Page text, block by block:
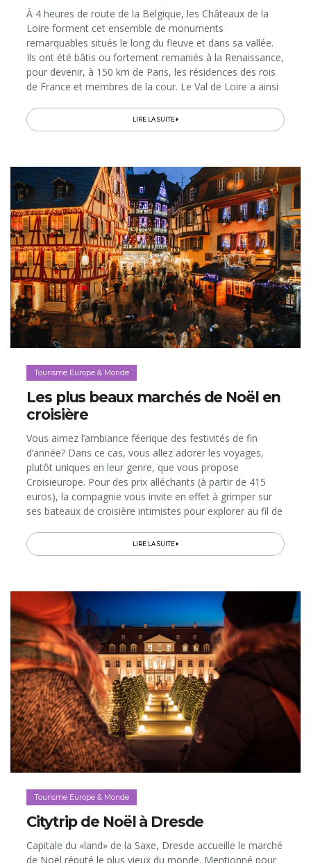
À 4 heures de route de la Belgique, les Châteaux de la
Loire forment cet ensemble de monuments
remarquables situés le long du fleuve et dans sa vallée.
Ils ont été bâtis ou fortement remaniés à la Renaissance,
pour devenir, à 150 km de Paris, les résidences des rois
de France et membres de la cour. Le Val de Loire a ainsi
qu’il...
LIRE LA SUITE
Tourisme Europe & Monde
Les plus beaux marchés de Noël en
croisière
Vous aimez l’ambiance féerique des festivités de fin
d’année? Dans ce cas, vous allez adorer les voyages,
plutôt uniques en leur genre, que vous propose
Croisieurope. Pour des prix alléchants (à partir de 415
euros), la compagnie vous invite en effet à grimper sur
ses bateaux de croisière intimistes pour explorer au fil de
villes...
LIRE LA SUITE
Tourisme Europe & Monde
Citytrip de Noël à Dresde
Capitale du «land» de la Saxe, Dresde accueille le marché
de Noël réputé le plus vieux du monde. Mentionné pour